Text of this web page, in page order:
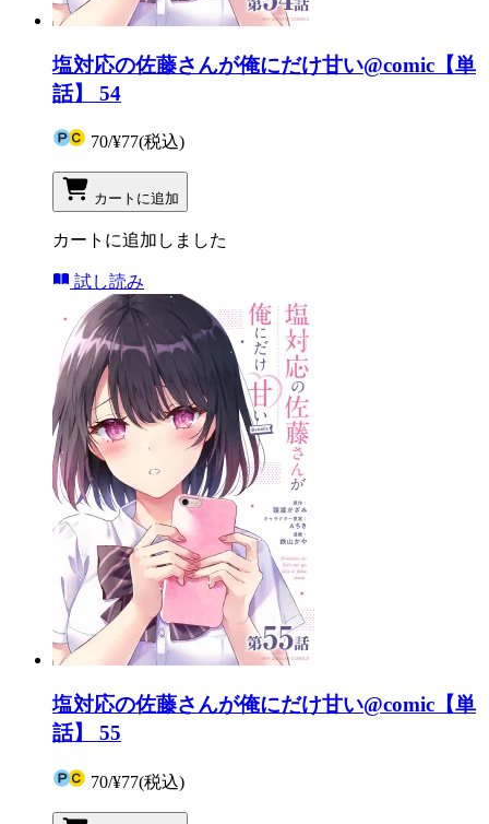
塩対応の佐藤さんが俺にだけ甘い@comic【単
話】 54
70/¥77(税込)
カートに追加
カートに追加しました
試し読み
塩対応の佐藤さんが俺にだけ甘い@comic【単
話】 55
70/¥77(税込)